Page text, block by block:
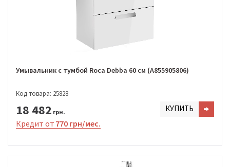
Умывальник с тумбой Roca Debba 60 см (A855905806)
Код товара: 25828
18 482 грн. КУПИТЬ
Кредит от 770 грн/мес.